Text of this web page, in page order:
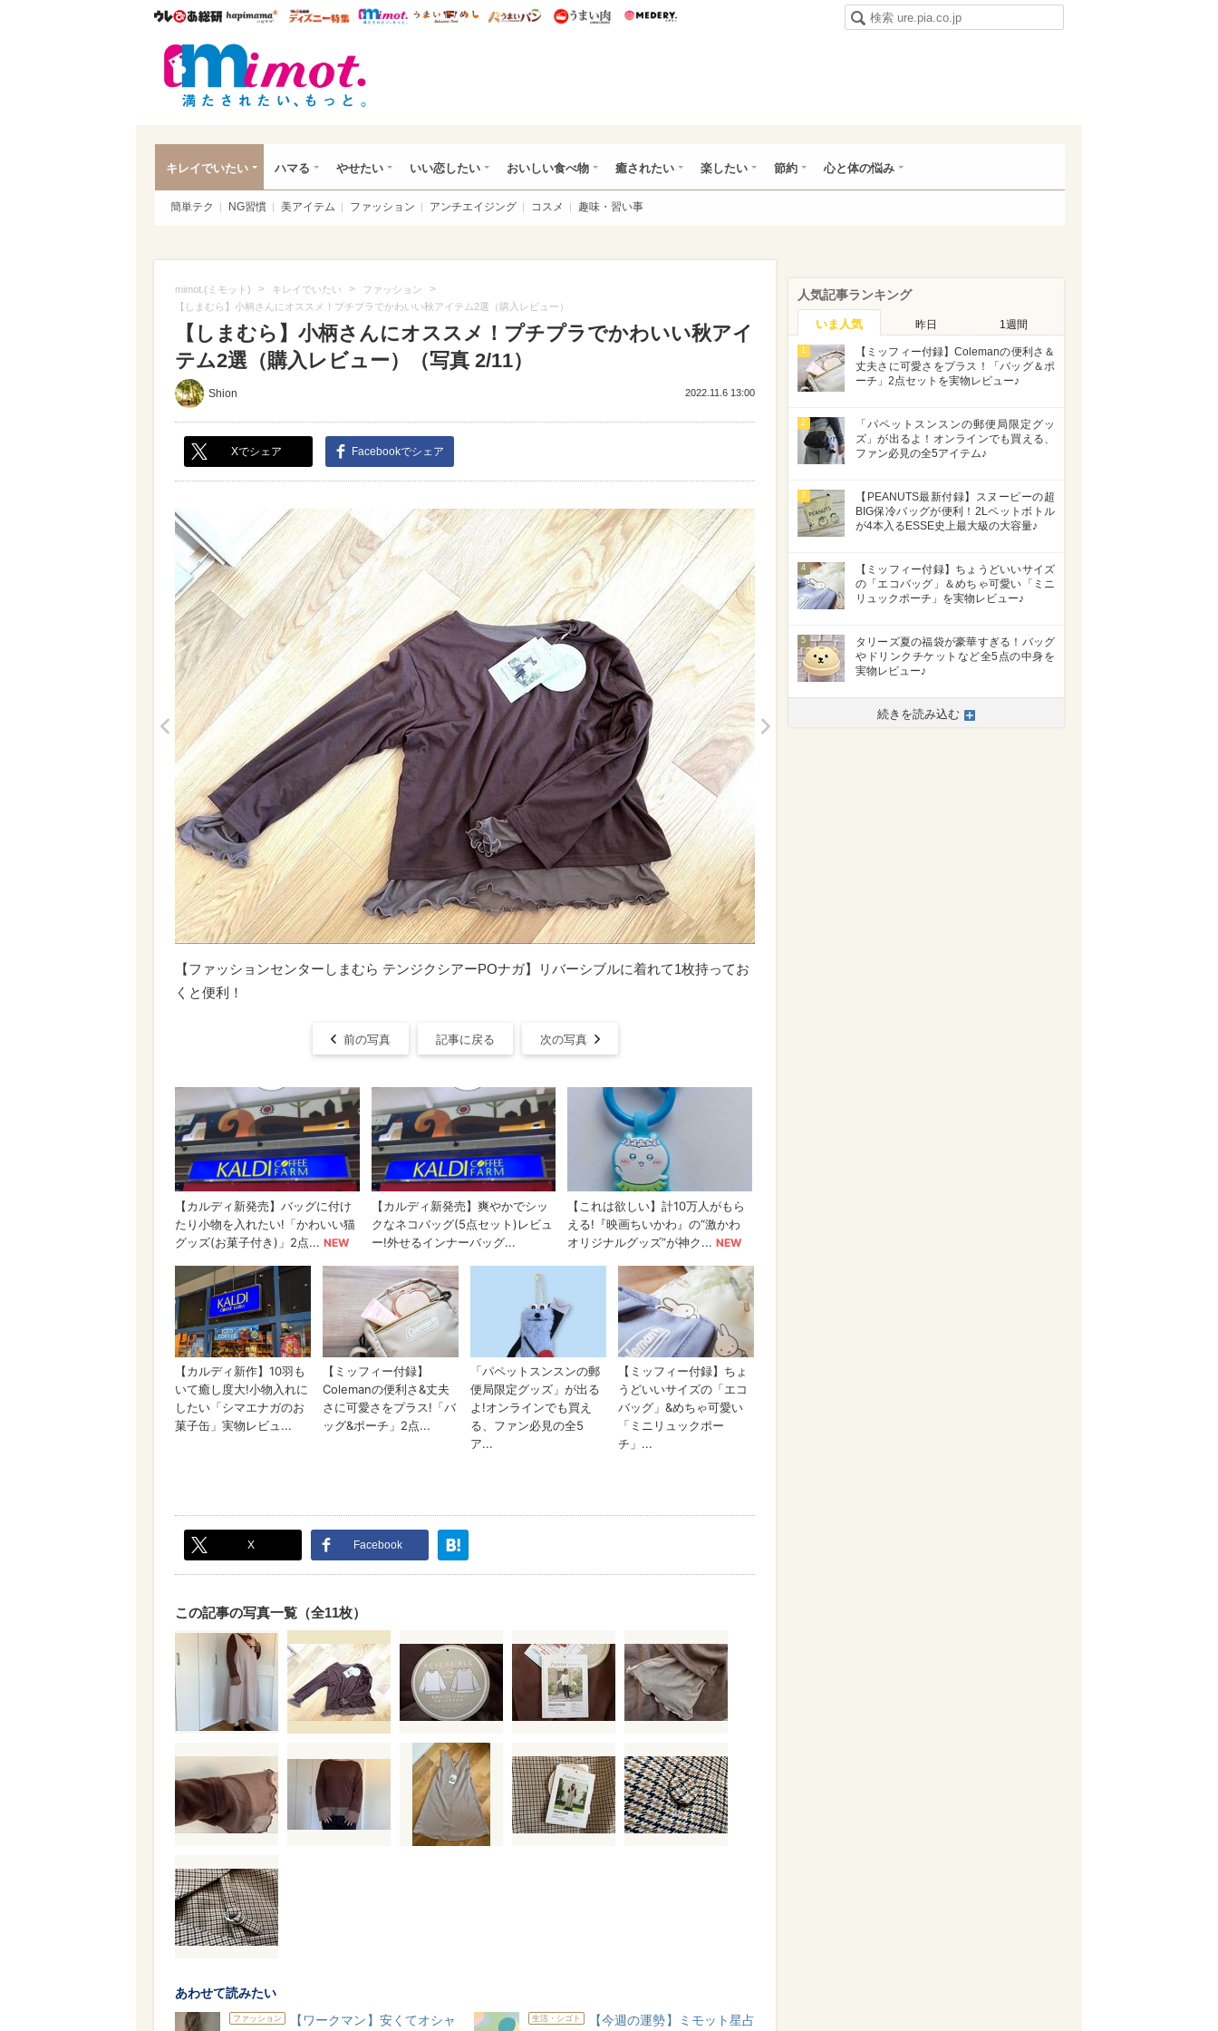
ウレぴあ総研ハピママ* ウレぴあ総研 ディズニー特集
mimot. うまいめし うまいパン うまい肉
キレイでいたい ハマる やせたい いい恋したい おいしい食べ物 癒されたい 楽したい 節約 心と体の悩み
簡単テク NG習慣 美アイテム ファッション アンチエイジング コスメ 趣味・習い事
mimot.(ミモット) > キレイでいたい > ファッション >
【しまむら】小柄さんにオススメ！プチプラでかわいい秋アイテム2選（購入レビュー）
【しまむら】小柄さんにオススメ！プチプラでかわいい秋アイ
テム2選（購入レビュー）（写真 2/11）
Shion 2022.11.6 13:00
Xでシェア Facebookでシェア
【ファッションセンターしまむら テンジクシアーPOナガ】リバーシブルに着れて1枚持ってお
くと便利！
前の写真 記事に戻る 次の写真
X Facebook
この記事の写真一覧（全11枚）
あわせて読みたい
ファッション
【ワークマン】安くてオシャ
生活・シゴト
【今週の運勢】ミモット星占
人気記事ランキング
いま人気 昨日 1週間
1
【ミッフィー付録】Colemanの便利さ＆
丈夫さに可愛さをプラス！「バッグ＆ポ
ーチ」2点セットを実物レビュー♪
2
「パペットスンスンの郵便局限定グッ
ズ」が出るよ！オンラインでも買える、
ファン必見の全5アイテム♪
3
【PEANUTS最新付録】スヌーピーの超
BIG保冷バッグが便利！2Lペットボトル
が4本入るESSE史上最大級の大容量♪
4
【ミッフィー付録】ちょうどいいサイズ
の「エコバッグ」＆めちゃ可愛い「ミニ
リュックポーチ」を実物レビュー♪
5
タリーズ夏の福袋が豪華すぎる！バッグ
やドリンクチケットなど全5点の中身を
実物レビュー♪
続きを読み込む